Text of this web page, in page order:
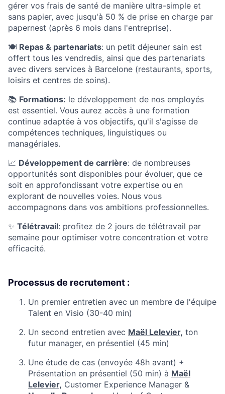
gérer vos frais de santé de manière ultra-simple et
sans papier, avec jusqu'à 50 % de prise en charge par
papernest (après 6 mois dans l'entreprise).
🍽️ Repas & partenariats: un petit déjeuner sain est
offert tous les vendredis, ainsi que des partenariats
avec divers services à Barcelone (restaurants, sports,
loisirs et centres de soins).
📚 Formations: le développement de nos employés
est essentiel. Vous aurez accès à une formation
continue adaptée à vos objectifs, qu'il s'agisse de
compétences techniques, linguistiques ou
managériales.
📈 Développement de carrière: de nombreuses
opportunités sont disponibles pour évoluer, que ce
soit en approfondissant votre expertise ou en
explorant de nouvelles voies. Nous vous
accompagnons dans vos ambitions professionnelles.
✨ Télétravail: profitez de 2 jours de télétravail par
semaine pour optimiser votre concentration et votre
efficacité.
Processus de recrutement :
Un premier entretien avec un membre de l'équipe
Talent en Visio (30-40 min)
Un second entretien avec Maël Lelevier, ton
futur manager, en présentiel (45 min)
Une étude de cas (envoyée 48h avant) +
Présentation en présentiel (50 min) à Maël
Lelevier, Customer Experience Manager &